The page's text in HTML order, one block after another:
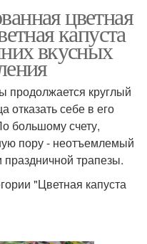
цветная
капуста
вкусных
продолжается круглый
отказать себе в его
большому счету,
пору - неотъемлемый
трапезы.
"Цветная капуста